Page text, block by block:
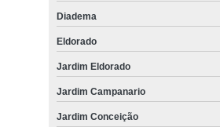
Diadema
Eldorado
Jardim Eldorado
Jardim Campanario
Jardim Conceição